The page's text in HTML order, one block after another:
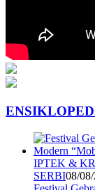
IPTEK &
SERBI08/